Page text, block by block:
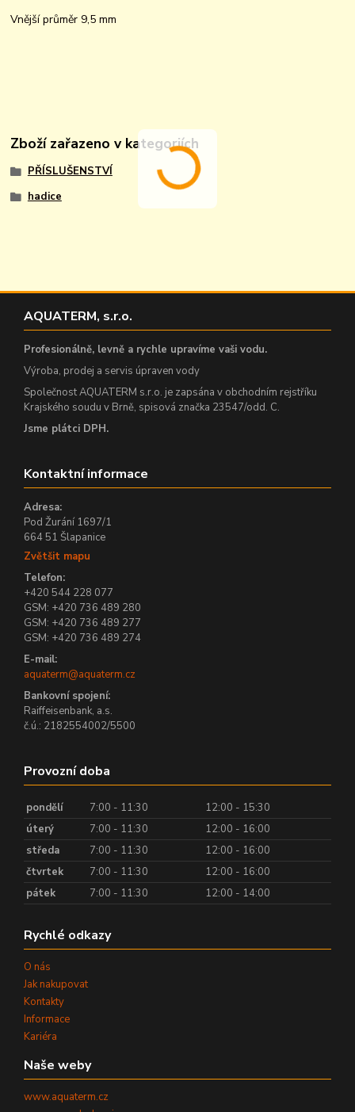
Vnější průměr 9,5 mm
Zboží zařazeno v kategoriích
PŘÍSLUŠENSTVÍ
hadice
AQUATERM, s.r.o.
Profesionálně, levně a rychle upravíme vaši vodu.
Výroba, prodej a servis úpraven vody
Společnost AQUATERM s.r.o. je zapsána v obchodním rejstříku
Krajského soudu v Brně, spisová značka 23547/odd. C.
Jsme plátci DPH.
Kontaktní informace
Adresa:
Pod Žurání 1697/1
664 51 Šlapanice
Zvětšit mapu
Telefon:
+420 544 228 077
GSM: +420 736 489 280
GSM: +420 736 489 277
GSM: +420 736 489 274
E-mail:
aquaterm@aquaterm.cz
Bankovní spojení:
Raiffeisenbank, a.s.
č.ú.: 2182554002/5500
Provozní doba
pondělí 7:00 - 11:30
12:00 - 15:30
úterý
7:00 - 11:30
12:00 - 16:00
středa
7:00 - 11:30
12:00 - 16:00
čtvrtek
7:00 - 11:30
12:00 - 16:00
pátek
7:00 - 11:30 12:00 - 14:00
Rychlé odkazy
O nás
Jak nakupovat
Kontakty
Informace
Kariéra
Naše weby
www.aquaterm.cz